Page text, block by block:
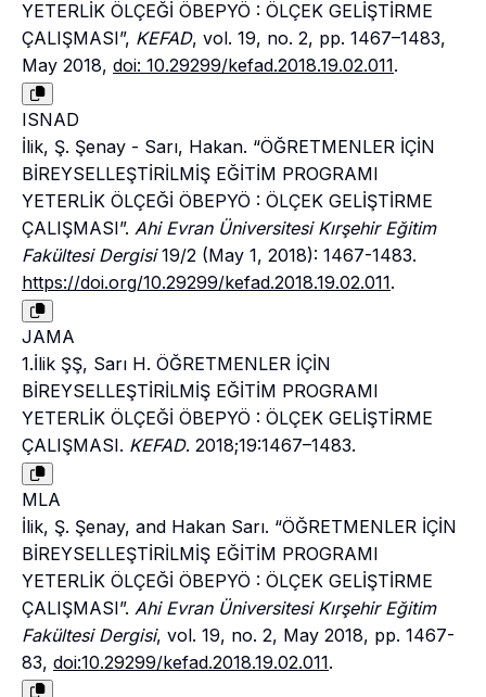
YETERLİK ÖLÇEĞİ ÖBEPYÖ : ÖLÇEK GELİŞTİRME
ÇALIŞMASI”, KEFAD, vol. 19, no. 2, pp. 1467–1483,
May 2018, doi: 10.29299/kefad.2018.19.02.011.
ISNAD
İlik, Ş. Şenay - Sarı, Hakan. “ÖĞRETMENLER İÇİN
BİREYSELLEŞTİRİLMİŞ EĞİTİM PROGRAMI
YETERLİK ÖLÇEĞİ ÖBEPYÖ : ÖLÇEK GELİŞTİRME
ÇALIŞMASI”. Ahi Evran Üniversitesi Kırşehir Eğitim
Fakültesi Dergisi19/2 (May 1, 2018): 1467-1483.
https://doi.org/10.29299/kefad.2018.19.02.011.
JAMA
1.İlik ŞŞ, Sarı H. ÖĞRETMENLER İÇİN
BİREYSELLEŞTİRİLMİŞ EĞİTİM PROGRAMI
YETERLİK ÖLÇEĞİ ÖBEPYÖ : ÖLÇEK GELİŞTİRME
ÇALIŞMASI. KEFAD. 2018;19:1467–1483.
MLA
İlik, Ş. Şenay, and Hakan Sarı. “ÖĞRETMENLER İÇİN
BİREYSELLEŞTİRİLMİŞ EĞİTİM PROGRAMI
YETERLİK ÖLÇEĞİ ÖBEPYÖ : ÖLÇEK GELİŞTİRME
ÇALIŞMASI”. Ahi Evran Üniversitesi Kırşehir Eğitim
Fakültesi Dergisi, vol. 19, no. 2, May 2018, pp. 1467-
83, doi:10.29299/kefad.2018.19.02.011.